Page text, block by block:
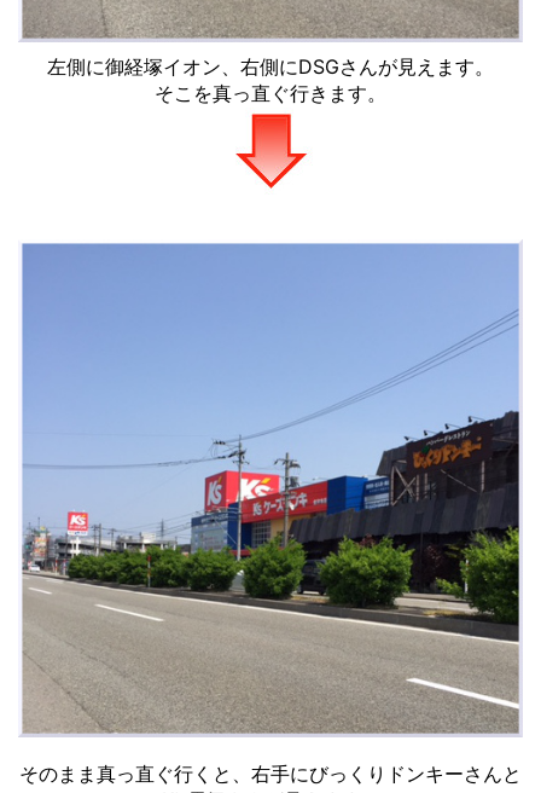
左側に御経塚イオン、右側にDSGさんが見えます。
そこを真っ直ぐ行きます。
そのまま真っ直ぐ行くと、右手にびっくりドンキーさんと